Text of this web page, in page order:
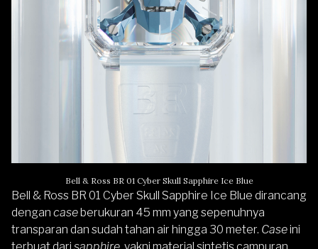
Bell & Ross BR 01 Cyber Skull Sapphire Ice Blue
Bell & Ross BR 01 Cyber Skull Sapphire Ice Blue dirancang
dengan caseberukuran 45 mm yang sepenuhnya
transparan dan sudah tahan air hingga 30 meter. Caseini